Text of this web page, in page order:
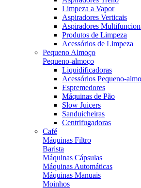
Limpeza a Vapor
Aspiradores Verticais
Aspiradores
Produtos de Limpeza
Acessórios de Limpeza
Pequeno Almoço
Pequeno-almoço
Liquidificadoras
Acessórios Pequeno-
Espremedores
Máquinas de Pão
Slow Juicers
Sanduicheiras
Centrifugadoras
Café
Máquinas Filtro
Barista
Máquinas Cápsulas
Máquinas Automáticas
Máquinas Manuais
Moinhos